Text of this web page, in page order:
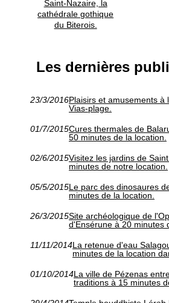
Saint-Nazaire, la
cathédrale gothique
du Biterois.
Les dernières
23/3/2016Plaisirs et amusements à
Vias-plage.
01/7/2015Cures thermales de
50 minutes de la location.
02/6/2015Visitez les jardins de
minutes de notre location.
05/5/2015Le parc des dinosaures
minutes de la location.
26/3/2015Site archéologique de
d'Ensérune à 20 minutes
11/11/2014La retenue d'eau
minutes de la location
01/10/2014La ville de Pézenas
traditions à 15 minutes